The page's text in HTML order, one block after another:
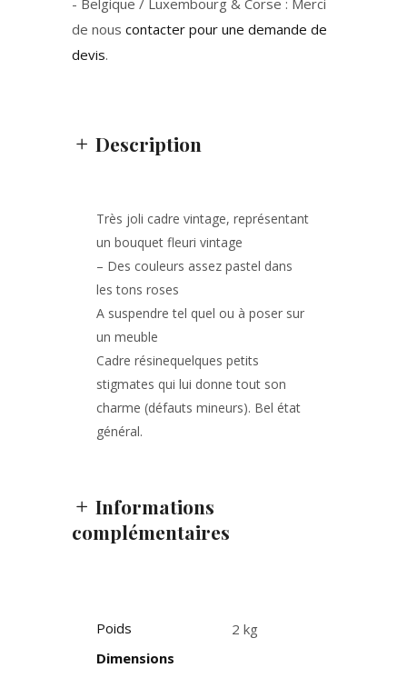
- Belgique / Luxembourg & Corse : Merci
de nous contacter pour une demande de
devis.
Description
Très joli cadre vintage, représentant
un bouquet fleuri vintage
– Des couleurs assez pastel dans
les tons roses
A suspendre tel quel ou à poser sur
un meuble
Cadre résinequelques petits
stigmates qui lui donne tout son
charme (défauts mineurs). Bel état
général.
Informations
complémentaires
Poids
2 kg
Dimensions